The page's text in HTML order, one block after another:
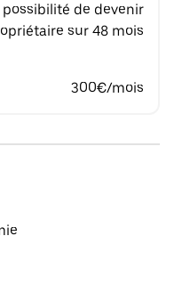
de devenir
sur 48 mois
300€/mois